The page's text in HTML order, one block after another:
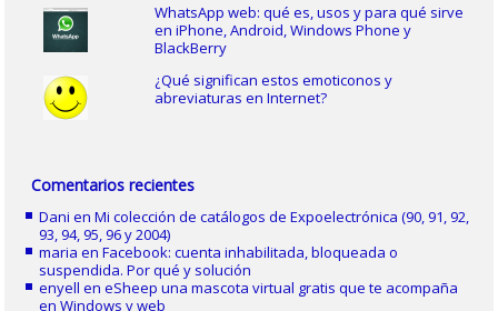
WhatsApp web: qué es, usos y para qué sirve
en iPhone, Android, Windows Phone y
BlackBerry
¿Qué significan estos emoticonos y
abreviaturas en Internet?
Comentarios recientes
Dani enMi colección de catálogos de Expoelectrónica (90, 91, 92,
93, 94, 95, 96 y 2004)
maria enFacebook: cuenta inhabilitada, bloqueada o
suspendida. Por qué y solución
enyell eneSheep una mascota virtual gratis que te acompaña
en Windows y web